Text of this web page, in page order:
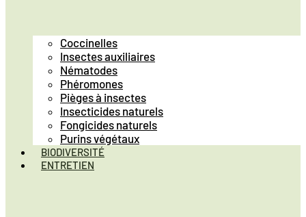
Coccinelles
Insectes auxiliaires
Nématodes
Phéromones
Pièges à insectes
Insecticides naturels
Fongicides naturels
Purins végétaux
BIODIVERSITÉ
ENTRETIEN